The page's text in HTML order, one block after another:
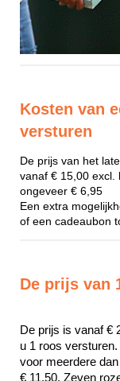
Kosten van
versturen
De prijs van het
vanaf € 15,00 excl.
ongeveer € 6,95
Een extra
of een cadeaubon
De prijs van
De prijs is vanaf €
u 1 roos
voor meerdere
€ 11,50. Zeven